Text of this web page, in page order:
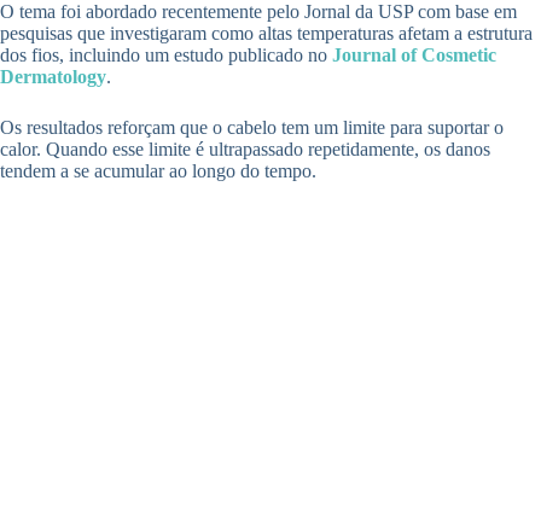
O tema foi abordado recentemente pelo Jornal da USP com base em
pesquisas que investigaram como altas temperaturas afetam a estrutura
dos fios, incluindo um estudo publicado no Journal of Cosmetic
Dermatology.
Os resultados reforçam que o cabelo tem um limite para suportar o
calor. Quando esse limite é ultrapassado repetidamente, os danos
tendem a se acumular ao longo do tempo.